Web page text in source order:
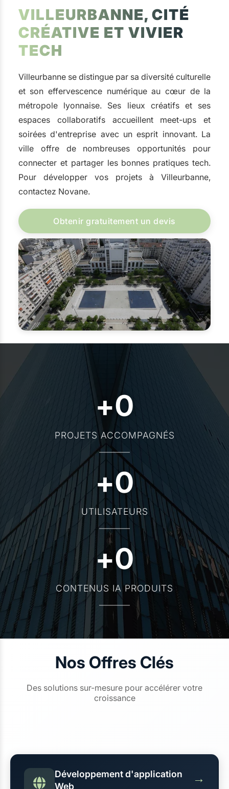
VILLEURBANNE, CITÉ
CRÉATIVE ET VIVIER
TECH
Villeurbanne se distingue par sa diversité culturelle
et son effervescence numérique au cœur de la
métropole lyonnaise. Ses lieux créatifs et ses
espaces collaboratifs accueillent meet-ups et
soirées d'entreprise avec un esprit innovant. La
ville offre de nombreuses opportunités pour
connecter et partager les bonnes pratiques tech.
Pour développer vos projets à Villeurbanne,
contactez Novane.
Obtenir gratuitement un devis
+0
PROJETS ACCOMPAGNÉS
+0
UTILISATEURS
+0
CONTENUS IA PRODUITS
Nos Offres Clés
Des solutions sur-mesure pour accélérer votre
croissance
Développement d'application
Web
→